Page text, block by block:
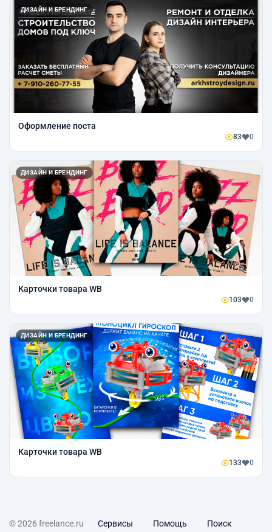
ДИЗАЙН И БРЕНДИНГ
Оформление поста
83 0
ДИЗАЙН И БРЕНДИНГ
Карточки товара WB
103 0
ДИЗАЙН И БРЕНДИНГ
Карточки товара WB
133 0
© 2026 freelance.ru Сервисы Помощь Поиск